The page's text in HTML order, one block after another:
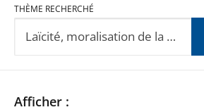
THÈME RECHERCHÉ
Passer
Passer
Afficher :